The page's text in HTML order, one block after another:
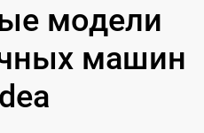
модели
машин